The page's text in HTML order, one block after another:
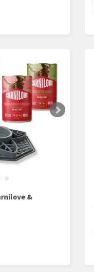
&